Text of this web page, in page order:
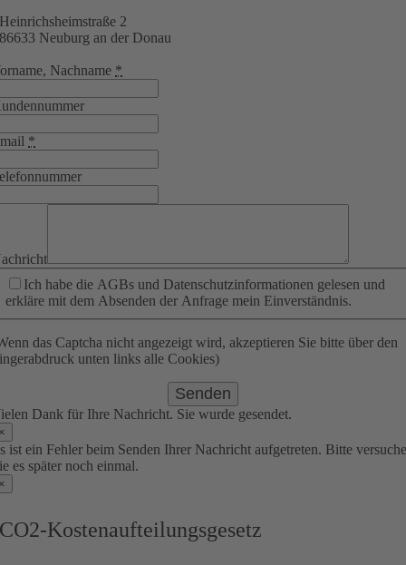
Heinrichsheimstraße 2
86633 Neuburg an der Donau
Nachname *
*
Ich habe die AGBs und Datenschutzinformationen gelesen und
erkläre mit dem Absenden der Anfrage mein Einverständnis.
das Captcha nicht angezeigt wird, akzeptieren Sie bitte über den
unten links alle Cookies)
Senden
Dank für Ihre Nachricht. Sie wurde gesendet.
ist ein Fehler beim Senden Ihrer Nachricht aufgetreten. Bitte
es später noch einmal.
CO2-Kostenaufteilungsgesetz